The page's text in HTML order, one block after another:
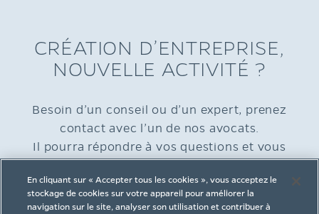
CRÉATION D’ENTREPRISE,
NOUVELLE ACTIVITÉ ?
Besoin d’un conseil ou d’un expert, prenez
contact avec l’un de nos avocats.
Il pourra répondre à vos questions et vous
accompagner dans votre démarche.
En cliquant sur « Accepter tous les cookies », vous acceptez le
stockage de cookies sur votre appareil pour améliorer la
navigation sur le site, analyser son utilisation et contribuer à